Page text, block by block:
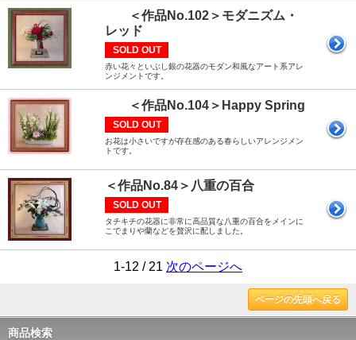
＜作品No.102＞モダニズム・
レッド
SOLD OUT
赤い花々といぶし銀の花器のモダン和風なアート系アレ
ンジメントです。
＜作品No.104＞Happy Spring
SOLD OUT
お花は小さいですが存在感のある春らしいアレンジメン
トです。
＜作品No.84＞八重の百合
SOLD OUT
タチキチの花器に非常に高品質な八重の百合をメインに
こでまりや蘭などを贅沢に配しました。
1-12 / 21 次のページへ
ページの先頭へ戻る
商品検索